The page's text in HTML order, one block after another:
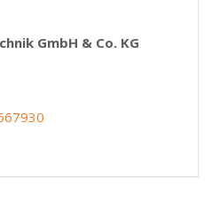
GmbH & Co. KG